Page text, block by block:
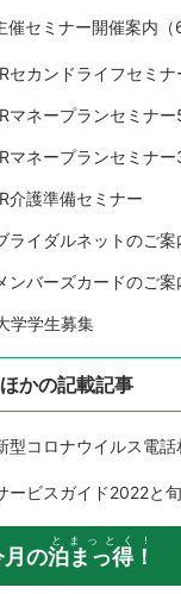
セミナー開催案内（
カンドライフセミナ
ネープランセミナー
ネープランセミナー
護準備セミナー
ライダルネットのご案
ンバーズカードのご案
学学生募集
かの記載記事
ロナウイルス電話
ービスガイド2022と
月の泊まっ得！
とまっとく！